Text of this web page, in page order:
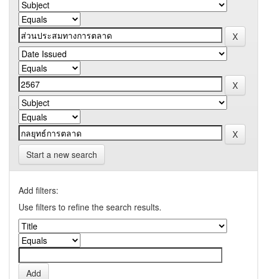
Start a new search
Add filters:
Use filters to refine the search results.